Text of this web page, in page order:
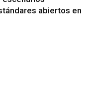
abiertos en